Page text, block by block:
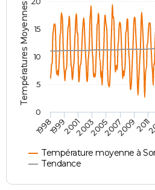
Destinations
City break
Voyage nature
Voyage de noces
Forum
Climat
PHOTO
GUIDES D'ACHAT
BONS PLANS
CARTE DE VOEUX
Carte de Noël
Carte Bonne année
Carte Saint-Valentin
Carte Pâques
Carte d'anniversaire
DICTIONNAIRE
Dictionnaire
Biographies
Citations
Expressions
Proverbes
PROGRAMME TV
COPAINS D'AVANT
S'inscrire
Se connecter
Lycées
Collèges
Primaires
Universités
Entreprises
Service militaire
Avis de recherche
AVIS DE DÉCÈS
Températures Moyennes ( °C )
Température moyenne à
Tendance
19981999200120032005200720092011
0
5
10
15